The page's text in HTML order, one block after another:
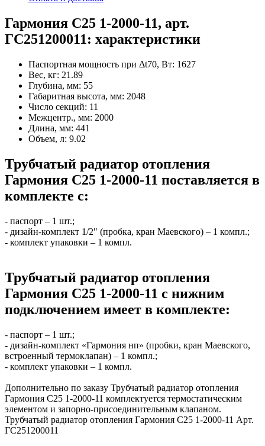
Гармония С25 1-2000-11, арт.
ГС251200011: характеристики
Паспортная мощность при Δt70, Вт: 1627
Вес, кг: 21.89
Глубина, мм: 55
Габаритная высота, мм: 2048
Число секций: 11
Межцентр., мм: 2000
Длина, мм: 441
Объем, л: 9.02
Трубчатый радиатор отопления
Гармония С25 1-2000-11 поставляется в
комплекте с:
- паспорт – 1 шт.;
- дизайн-комплект 1/2" (пробка, кран Маевского) – 1 компл.;
- комплект упаковки – 1 компл.
Трубчатый радиатор отопления
Гармония С25 1-2000-11 с нижним
подключением имеет в комплекте:
- паспорт – 1 шт.;
- дизайн-комплект «Гармония нп» (пробки, кран Маевского,
встроенный термоклапан) – 1 компл.;
- комплект упаковки – 1 компл.
Дополнительно по заказу Трубчатый радиатор отопления
Гармония С25 1-2000-11 комплектуется термостатическим
элементом и запорно-присоединительным клапаном.
Трубчатый радиатор отопления Гармония С25 1-2000-11 Арт.
ГС251200011